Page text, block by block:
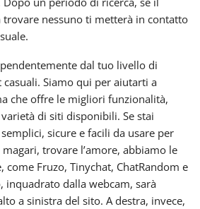
nessuno ti metterà in contatto
dal tuo livello di
casuali. Siamo qui per aiutarti a
che offre le migliori funzionalità,
di siti disponibili. Se stai
sicure e facili da usare per
trovare l’amore, abbiamo le
Fruzo, Tinychat, ChatRandom e
dalla webcam, sarà
a sinistra del sito. A destra, invece,